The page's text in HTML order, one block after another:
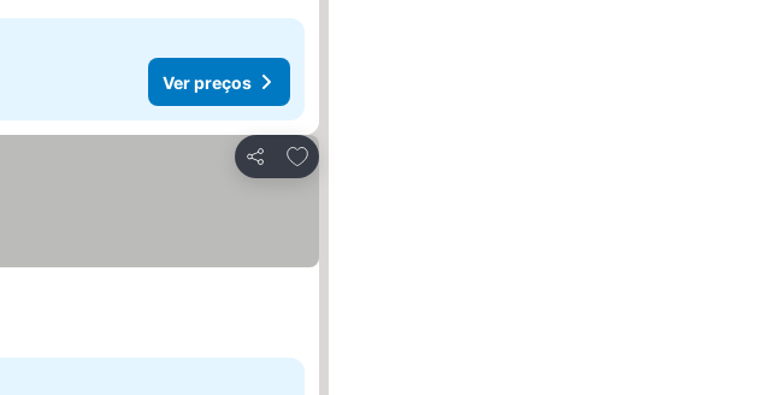
Ver preços
Partilhar
Adicionar aos favoritos